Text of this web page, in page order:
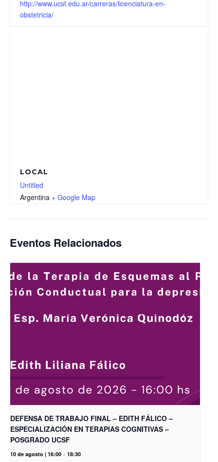
http://www.ucsf.edu.ar/carreras/licenciatura-en-
obstetricia/
LOCAL
Untitled
Argentina + Google Map
Eventos Relacionados
DEFENSA DE TRABAJO FINAL – EDITH FÁLICO –
ESPECIALIZACIÓN EN TERAPIAS COGNITIVAS –
POSGRADO UCSF
10 de agosto | 16:00 - 18:30